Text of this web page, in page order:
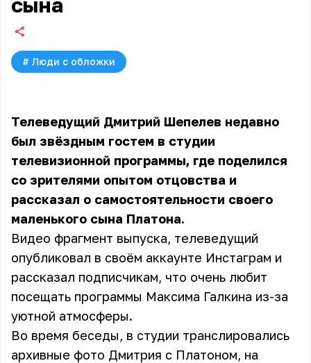
# Люди с обложки
Телеведущий Дмитрий Шепелев недавно
был звёздным гостем в студии
телевизионной программы, где поделился
со зрителями опытом отцовства и
рассказал о самостоятельности своего
маленького сына Платона.
Видео фрагмент выпуска, телеведущий
опубликовал в своём аккаунте Инстаграм и
рассказал подписчикам, что очень любит
посещать программы Максима Галкина из-за
уютной атмосферы.
Во время беседы, в студии транслировались
архивные фото Дмитрия с Платоном, на